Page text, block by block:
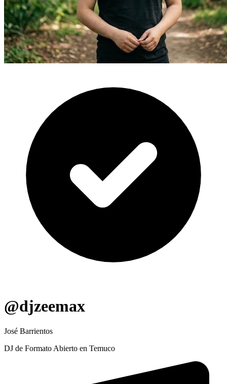
@djzeemax
José Barrientos
DJ de Formato Abierto en Temuco